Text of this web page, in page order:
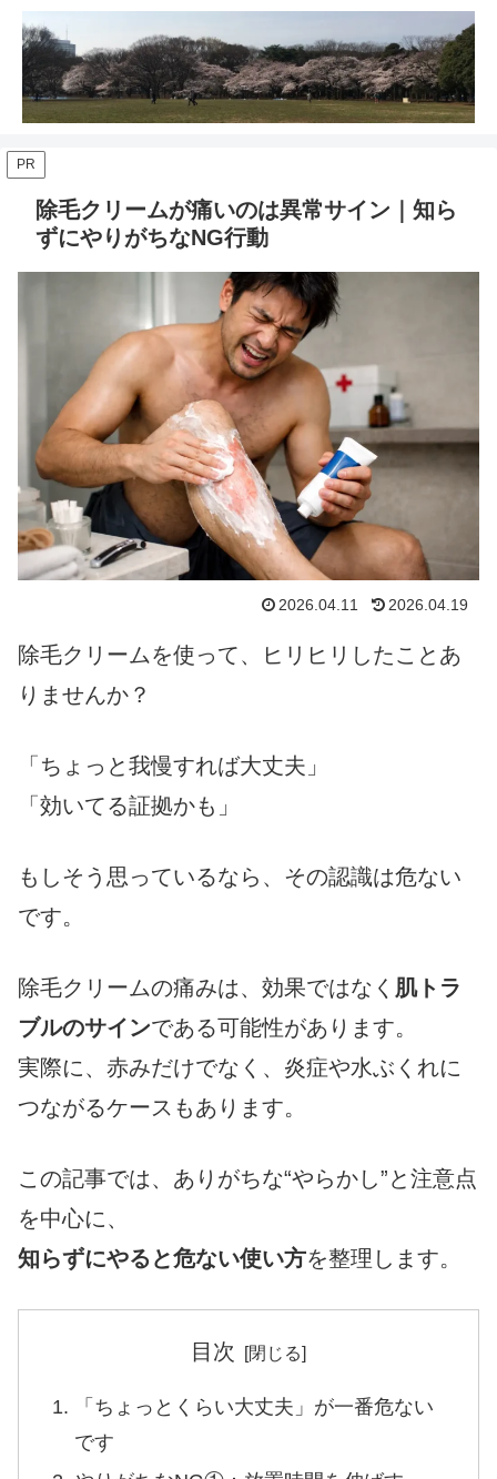
PR
除毛クリームが痛いのは異常サイン｜知ら
ずにやりがちなNG行動
2026.04.11 2026.04.19
除毛クリームを使って、ヒリヒリしたことあ
りませんか？
「ちょっと我慢すれば大丈夫」
「効いてる証拠かも」
もしそう思っているなら、その認識は危ない
です。
除毛クリームの痛みは、効果ではなく 肌トラ
ブルのサインである可能性があります。
実際に、赤みだけでなく、炎症や水ぶくれに
つながるケースもあります。
この記事では、ありがちな“やらかし”と注意点
を中心に、
知らずにやると危ない使い方を整理します。
目次
「ちょっとくらい大丈夫」が一番危ない
です